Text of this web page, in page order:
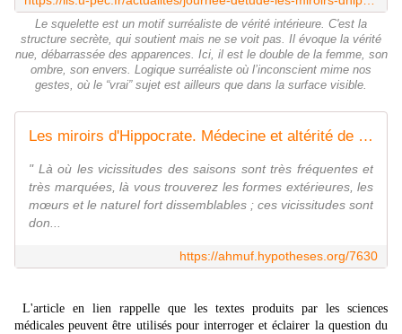
Le squelette est un motif surréaliste de vérité intérieure. C'est la
structure secrète, qui soutient mais ne se voit pas. Il évoque la vérité
nue, débarrassée des apparences. Ici, il est le double de la femme, son
ombre, son envers. Logique surréaliste où l’inconscient mime nos
gestes, où le “vrai” sujet est ailleurs que dans la surface visible.
Les miroirs d'Hippocrate. Médecine et altérité de l'Antiquité à nos jours
" Là où les vicissitudes des saisons sont très fréquentes et
très marquées, là vous trouverez les formes extérieures, les
mœurs et le naturel fort dissemblables ; ces vicissitudes sont
don...
https://ahmuf.hypotheses.org/7630
L'article en lien rappelle que les textes produits par les sciences
médicales peuvent être utilisés pour interroger et éclairer la question du